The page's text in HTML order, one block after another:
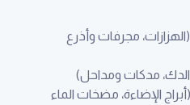
مجرفات وأذرع
الدك، مدكات ومداحل)
الإضاءة، مضخات الماء